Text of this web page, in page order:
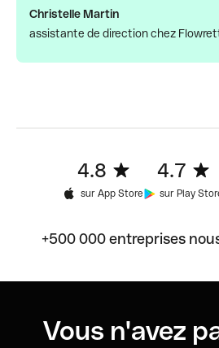
Christelle Martin
assistante de direction chez
4.8
sur App Store
4.7
sur Play
+500 000 entreprises
Vous n'avez